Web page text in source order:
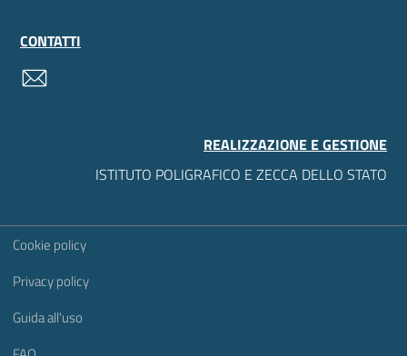
CONTATTI
REALIZZAZIONE E GESTIONE
ISTITUTO POLIGRAFICO E ZECCA DELLO STATO
Sezione Link Utili
Cookie policy
Privacy policy
Guida all'uso